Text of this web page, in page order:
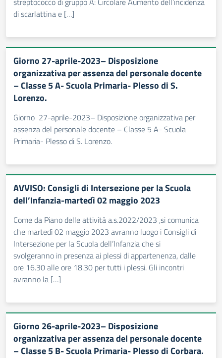
di scarlattina e […]
Giorno 27-aprile-2023– Disposizione
organizzativa per assenza del personale docente
– Classe 5 A- Scuola Primaria- Plesso di S.
Lorenzo.
Giorno 27-aprile-2023– Disposizione organizzativa per
assenza del personale docente – Classe 5 A- Scuola
Primaria- Plesso di S. Lorenzo.
AVVISO: Consigli di Intersezione per la Scuola
dell’Infanzia-martedì 02 maggio 2023
Come da Piano delle attività a.s.2022/2023 ,si comunica
che martedì 02 maggio 2023 avranno luogo i Consigli di
Intersezione per la Scuola dell’Infanzia che si
svolgeranno in presenza ai plessi di appartenenza, dalle
ore 16.30 alle ore 18.30 per tutti i plessi. Gli incontri
avranno la […]
Giorno 26-aprile-2023– Disposizione
organizzativa per assenza del personale docente
– Classe 5 B- Scuola Primaria- Plesso di Corbara.